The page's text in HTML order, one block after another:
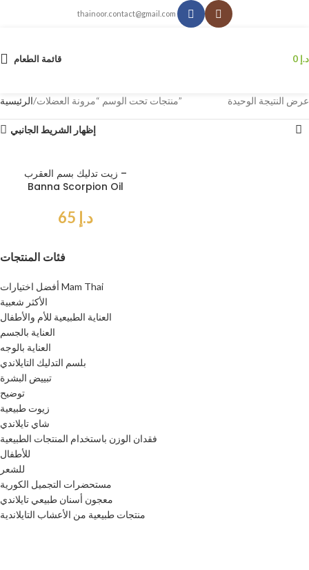
thainoor.contact@gmail.com
قائمة الطعام د.إ
فئات المنتجات
أفضل اختيارات Mam Thai
الأكثر شعبية
العناية الطبيعية للأم والأطفال
العناية بالجسم
العناية بالوجه
بلسم التدليك التايلاندي
تبييض البشرة
توضيح
زيوت طبيعية
شاي تايلاندي
فقدان الوزن باستخدام المنتجات الطبيعية
للأطفال
للشعر
مستحضرات التجميل الكورية
معجون أسنان طبيعي تايلاندي
منتجات طبيعية من الأعشاب التايلاندية
الرئيسية منتجات تحت الوسم “مرونة العضلات” عرض النتيجة الوحيدة
إظهار الشريط الجانبي
زيت تدليك بسم العقرب –
Banna Scorpion Oil
د.إ